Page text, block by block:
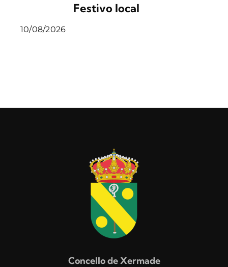
Festivo local
10/08/2026
Concello de Xermade